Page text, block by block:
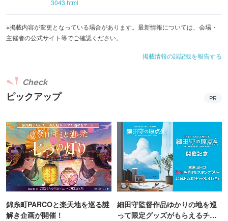
(2) 応炎39(サンキュー)プレゼントキャンペーン 期間：
5月14日(木)～5月24日(日)
(3)インフォメーション (①千葉ジェッツPOPUPショップ
Base) ②「イチ推しの1枚」パネル展示(期間：5月31日
(日)～6月7日(日) 場所：西館1F 西の広場付近))
※各イベントの詳細は公式サイトをご確認ください
3043.html
※掲載内容が変更となっている場合があります。最新情報については、会場・
主催者の公式サイト等でご確認ください。
掲載情報の誤記載を報告する
ピックアップ
Check
PR
錦糸町PARCOと楽天地を巡る謎
解き企画が開催！
細田守監督作品ゆかりの地を巡
って限定グッズがもらえるチャ